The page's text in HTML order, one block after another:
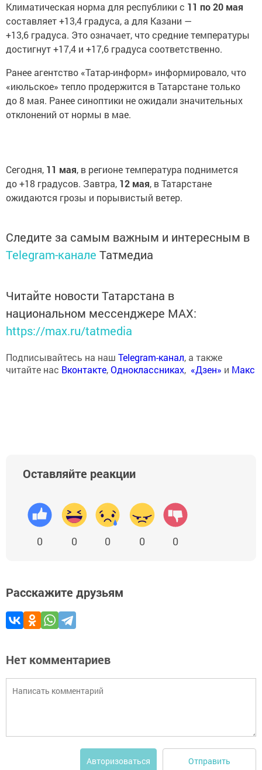
Климатическая норма для республики с 11 по 20 мая
составляет +13,4 градуса, а для Казани —
+13,6 градуса. Это означает, что средние температуры
достигнут +17,4 и +17,6 градуса соответственно.
Ранее агентство «Татар-информ» информировало, что
«июльское» тепло продержится в Татарстане только
до 8 мая. Ранее синоптики не ожидали значительных
отклонений от нормы в мае.
Сегодня, 11 мая, в регионе температура поднимется
до +18 градусов. Завтра, 12 мая, в Татарстане
ожидаются грозы и порывистый ветер.
Следите за самым важным и интересным в
Telegram-канале Татмедиа
Читайте новости Татарстана в
национальном мессенджере MАХ:
https://max.ru/tatmedia
Подписывайтесь на наш Telegram-канал, а также
читайте нас Вконтакте,Одноклассниках, «Дзен» и Макс
Оставляйте реакции
0 0 0 0 0
Расскажите друзьям
Нет комментариев
Авторизоваться Отправить